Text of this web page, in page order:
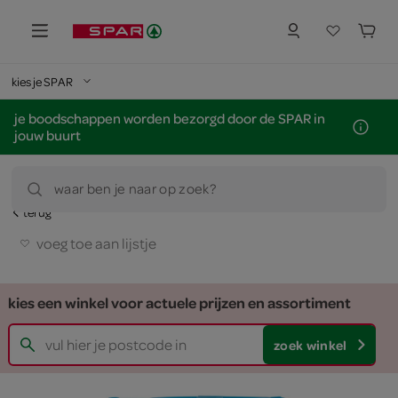
kies je SPAR
je boodschappen worden bezorgd door de SPAR in
jouw buurt
waar ben je naar op zoek?
terug
voeg toe aan lijstje
kies een winkel voor actuele prijzen en assortiment
zoek winkel